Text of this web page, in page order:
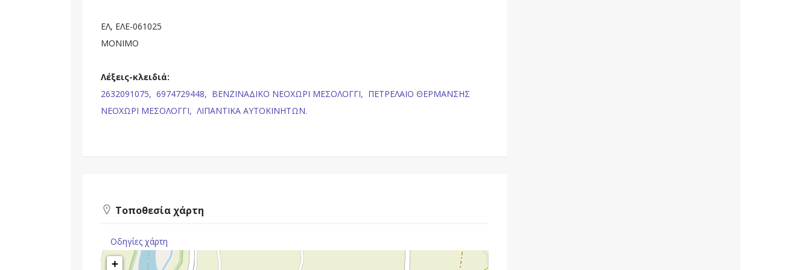
ΕΛ, ΕΛΕ-061025
ΜΟΝΙΜΟ
Λέξεις-κλειδιά:
2632091075, 6974729448, ΒΕΝΖΙΝΑΔΙΚΟ ΝΕΟΧΩΡΙ ΜΕΣΟΛΟΓΓΙ, ΠΕΤΡΕΛΑΙΟ ΘΕΡΜΑΝΣΗΣ
ΝΕΟΧΩΡΙ ΜΕΣΟΛΟΓΓΙ, ΛΙΠΑΝΤΙΚΑ ΑΥΤΟΚΙΝΗΤΩΝ.
Τοποθεσία χάρτη
Οδηγίες χάρτη
+